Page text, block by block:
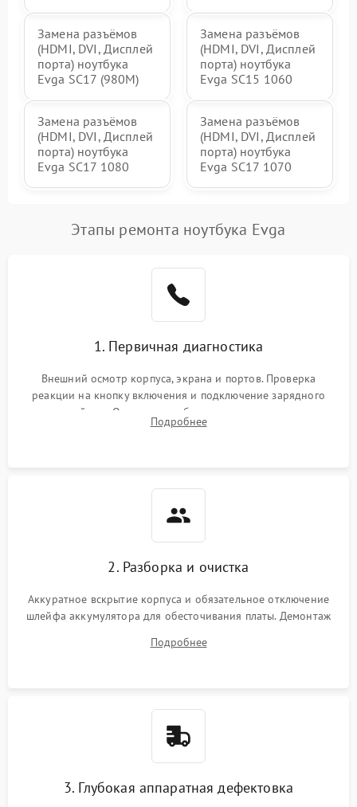
Замена разъёмов
(HDMI, DVI, Дисплей
порта) ноутбука
Evga SC17 (980M)
Замена разъёмов
(HDMI, DVI, Дисплей
порта) ноутбука
Evga SC15 1060
Замена разъёмов
(HDMI, DVI, Дисплей
порта) ноутбука
Evga SC17 1080
Замена разъёмов
(HDMI, DVI, Дисплей
порта) ноутбука
Evga SC17 1070
Этапы ремонта ноутбука Evga
1. Первичная диагностика
Внешний осмотр корпуса, экрана и портов. Проверка
реакции на кнопку включения и подключение зарядного
устройства. Оценка потребления тока с помощью
лабораторного блока питания для локализации проблемы.
Подробнее
2. Разборка и очистка
Аккуратное вскрытие корпуса и обязательное отключение
шлейфа аккумулятора для обесточивания платы. Демонтаж
высохшей термопасты с кристаллов чипов.
Подробнее
3. Глубокая аппаратная дефектовка